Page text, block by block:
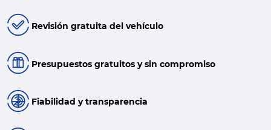
Revisión gratuita del vehículo
Presupuestos gratuitos y sin compromiso
Fiabilidad y transparencia